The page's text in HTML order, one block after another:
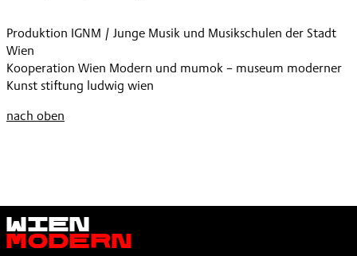
Produktion IGNM / Junge Musik und Musikschulen der Stadt
Wien
Kooperation Wien Modern und mumok – museum moderner
Kunst stiftung ludwig wien
nach oben
Wien
Modern